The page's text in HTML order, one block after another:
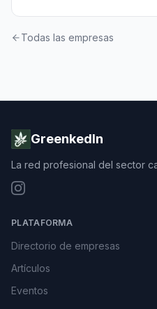
Todas las empresas
GreenkedIn
La red profesional del sector
PLATAFORMA
Directorio de empresas
Artículos
Eventos